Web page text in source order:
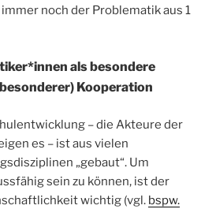
noch der Problematik aus 1
als besondere
Kooperation
– die Akteure der
es – ist aus vielen
„gebaut“. Um
sein zu können, ist der
wichtig (vgl. bspw.